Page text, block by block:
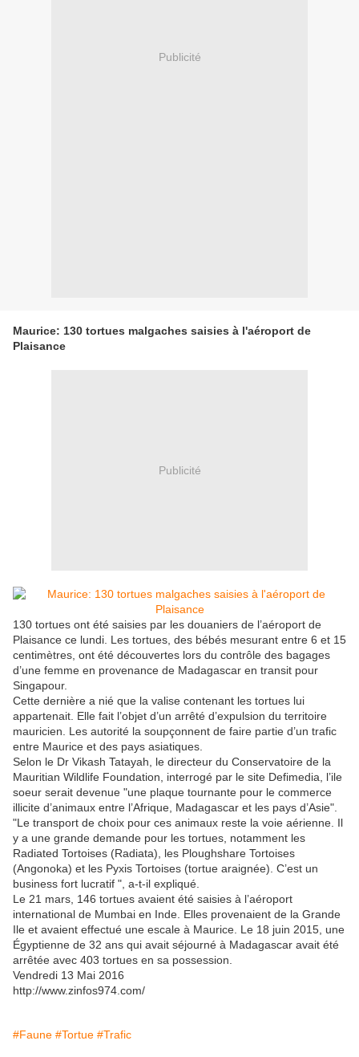
Publicité
Maurice: 130 tortues malgaches saisies à l'aéroport de
Plaisance
Publicité
130 tortues ont été saisies par les douaniers de l’aéroport de
Plaisance ce lundi. Les tortues, des bébés mesurant entre 6 et 15
centimètres, ont été découvertes lors du contrôle des bagages
d’une femme en provenance de Madagascar en transit pour
Singapour.
Cette dernière a nié que la valise contenant les tortues lui
appartenait. Elle fait l’objet d’un arrêté d’expulsion du territoire
mauricien. Les autorité la soupçonnent de faire partie d’un trafic
entre Maurice et des pays asiatiques.
Selon le Dr Vikash Tatayah, le directeur du Conservatoire de la
Mauritian Wildlife Foundation, interrogé par le site Defimedia, l’ile
soeur serait devenue "une plaque tournante pour le commerce
illicite d’animaux entre l’Afrique, Madagascar et les pays d’Asie".
"Le transport de choix pour ces animaux reste la voie aérienne. Il
y a une grande demande pour les tortues, notamment les
Radiated Tortoises (Radiata), les Ploughshare Tortoises
(Angonoka) et les Pyxis Tortoises (tortue araignée). C’est un
business fort lucratif ", a-t-il expliqué.
Le 21 mars, 146 tortues avaient été saisies à l’aéroport
international de Mumbai en Inde. Elles provenaient de la Grande
Ile et avaient effectué une escale à Maurice. Le 18 juin 2015, une
Égyptienne de 32 ans qui avait séjourné à Madagascar avait été
arrêtée avec 403 tortues en sa possession.
Vendredi 13 Mai 2016
http://www.zinfos974.com/
#Faune #Tortue #Trafic